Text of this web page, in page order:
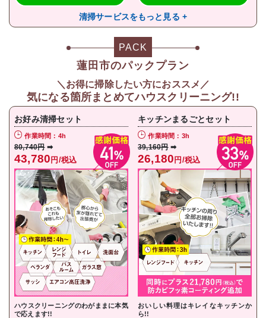
清掃サービスをもっと見る +
PACK
蓮田市のパックプラン
＼お得に掃除したい方におススメ／
気になる箇所まとめてハウスクリーニング!!
お好み清掃セット
作業時間：4h
80,740円 ➡
43,780 円/税込
ハウスクリーニングのわがままに本気
で応えます!!
キッチンまるごとセット
作業時間：3h
39,160円 ➡
26,180 円/税込
おいしい料理はキレイなキッチンか
ら!!